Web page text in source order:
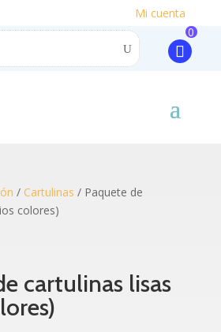
Mi cuenta
0
/ Cartulinas / Paquete de
colores)
cartulinas lisas